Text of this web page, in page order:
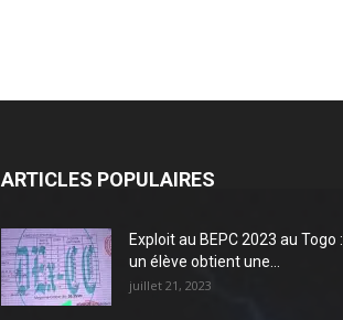
ARTICLES POPULAIRES
Exploit au BEPC 2023 au Togo :
un élève obtient une...
juillet 21, 2023